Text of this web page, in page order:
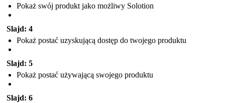
Pokaż swój produkt jako możliwy Solotion
Slajd: 4
Pokaż postać uzyskującą dostęp do twojego produktu
Slajd: 5
Pokaż postać używającą swojego produktu
Slajd: 6